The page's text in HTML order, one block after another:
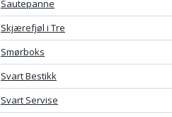
Sautepanne
Skjærefjøl i Tre
Smørboks
Svart Bestikk
Svart Servise